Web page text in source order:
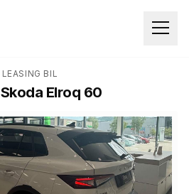
LEASING BIL
Skoda Elroq 60